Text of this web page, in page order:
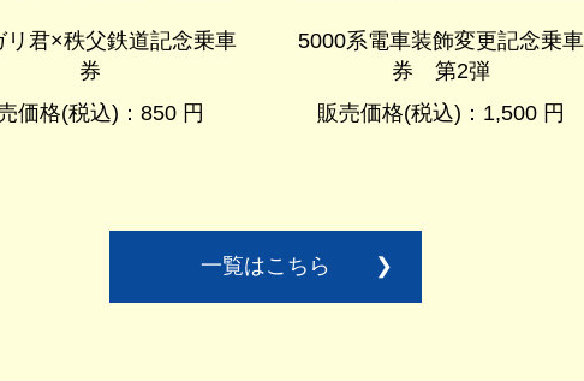
リ君×秩父鉄道記念乗車
券
価格(税込)：850 円
5000系電車装飾変更記念乗車
券 第2弾
販売価格(税込)：1,500 円
一覧はこちら ❯